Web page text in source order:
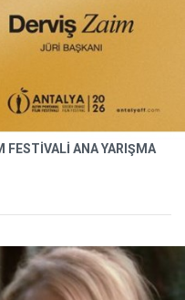
FESTİVALİ ANA YARIŞMA